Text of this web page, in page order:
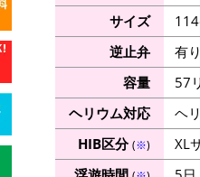
サイズ
逆止弁
有
容量
57
ヘリウム対応
ヘ
HIB区分(※)
XL